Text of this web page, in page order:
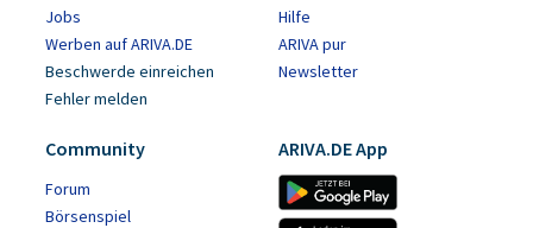
Jobs
Werben auf ARIVA.DE
Beschwerde einreichen
Fehler melden
Hilfe
ARIVA pur
Newsletter
Community
Forum
Börsenspiel
ARIVA.DE App